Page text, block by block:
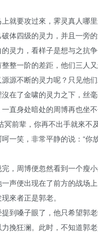
上就要攻过來，霁灵真人哪
体四级的灵力，并且一旁
灵力，看样子是想与之抗
整一阶的差距，他们三人
源不断的灵力呢？只见他
在了金啸的灵力之下，丝毫
直身处暗处的周博再也坐
冥前辈，你再不出手就來不
一笑，非常平静的说：“你
，周博便忽然看到一个瘦
声便出现在了前方的战场
來者正是郭老。
到嗓子眼了，他只希望郭
挽狂澜。此时，不知道郭